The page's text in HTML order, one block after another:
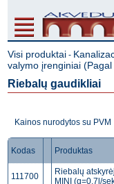
Visi produktai -
valymo įrenginiai
Riebalų gaudikliai
Kainos nurodytos su PVM
Kodas Produktas
111700
Riebalų
MINI (q=0,7l/